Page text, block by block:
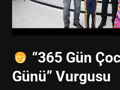
“365 Gün
Günü” Vurgusu